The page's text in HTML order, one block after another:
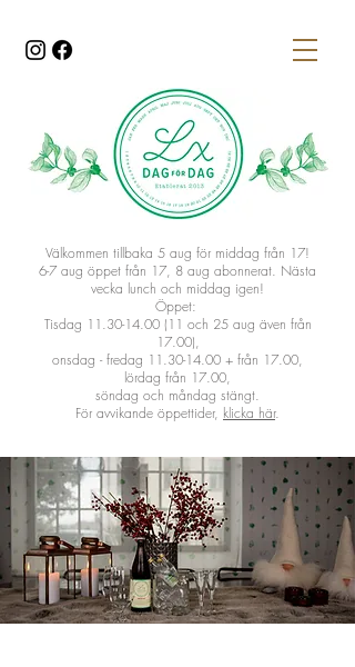
Välkommen tillbaka 5 aug för middag från 17!
6-7 aug öppet från 17​, 8 aug abonnerat. Nästa
vecka lunch och middag igen!
Öppet:
Tisdag 11.30-14.00 (11 och 25 aug även från
17.00),
onsdag - fredag 11.30-14.00 + från 17.00,
lördag från 17.00,
söndag och måndag stängt.
För avvikande öppettider, klicka här.